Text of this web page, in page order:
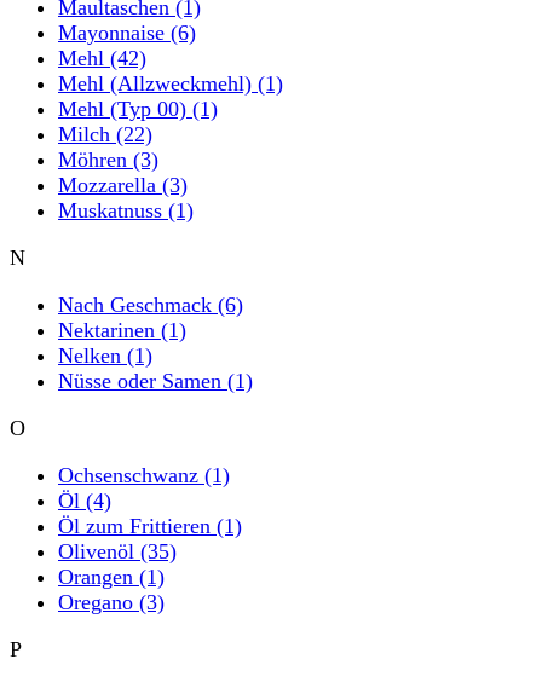
Maultaschen (1)
Mayonnaise (6)
Mehl (42)
Mehl (Allzweckmehl) (1)
Mehl (Typ 00) (1)
Milch (22)
Möhren (3)
Mozzarella (3)
Muskatnuss (1)
N
Nach Geschmack (6)
Nektarinen (1)
Nelken (1)
Nüsse oder Samen (1)
O
Ochsenschwanz (1)
Öl (4)
Öl zum Frittieren (1)
Olivenöl (35)
Orangen (1)
Oregano (3)
P